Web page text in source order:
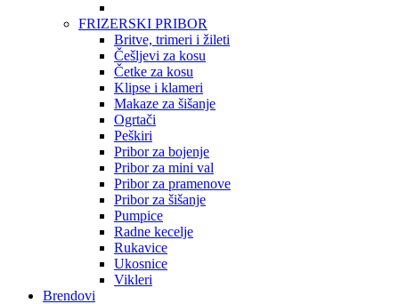
FRIZERSKI PRIBOR
Britve, trimeri i žileti
Češljevi za kosu
Četke za kosu
Klipse i klameri
Makaze za šišanje
Ogrtači
Peškiri
Pribor za bojenje
Pribor za mini val
Pribor za pramenove
Pribor za šišanje
Pumpice
Radne kecelje
Rukavice
Ukosnice
Vikleri
Brendovi